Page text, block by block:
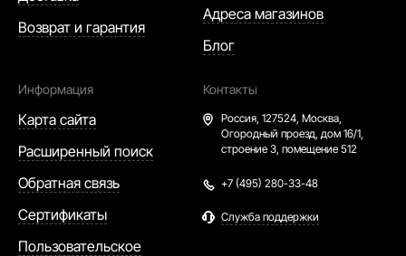
Возврат и гарантия
Адреса магазинов
Блог
Информация
Карта сайта
Расширенный поиск
Обратная связь
Сертификаты
Пользовательское
Контакты
Россия, 127524, Москва,
Огородный проезд, дом 16/1,
строение 3, помещение 512
+7 (495) 280-33-48
Служба поддержки